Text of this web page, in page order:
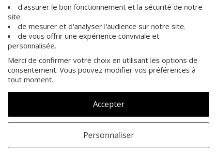
A PROPOS
INFORMATIONS
d'assurer le bon fonctionnement et la sécurité de notre
site.
de mesurer et d'analyser l'audience sur notre site.
de vous offrir une expérience conviviale et
personnalisée.
Merci de confirmer votre choix en utilisant les options de
consentement. Vous pouvez modifier vos préférences à
tout moment.
Accepter
Personnaliser